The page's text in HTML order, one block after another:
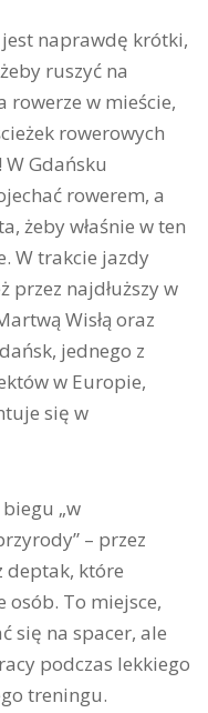
naprawdę krótki,
ruszyć na
rowerze w mieście,
rowerowych
Gdańsku
rowerem, a
żeby właśnie w ten
W trakcie jazdy
przez najdłuższy w
Wisłą oraz
jednego z
w Europie,
się w
„w
– przez
deptak, które
osób. To miejsce,
się na spacer, ale
podczas lekkiego
treningu.